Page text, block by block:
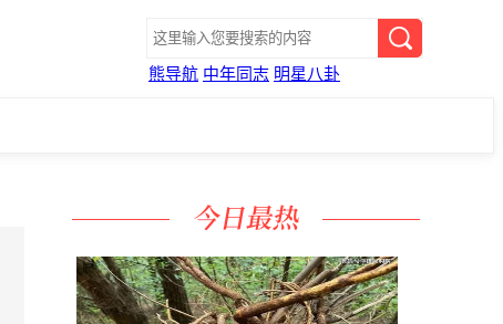
熊导航 中年同志 明星八卦